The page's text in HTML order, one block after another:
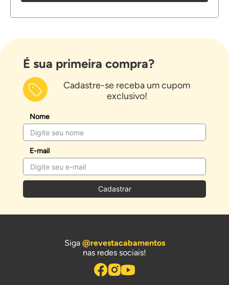
É sua primeira compra?
Cadastre-se receba um cupom
exclusivo!
Nome
E-mail
Cadastrar
Siga @revestacabamentos
nas redes sociais!